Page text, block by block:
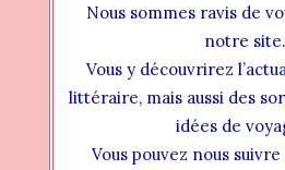
Nous sommes ravis de
notre site.
Vous y découvrirez
littéraire, mais aussi des
idées de
Vous pouvez nous